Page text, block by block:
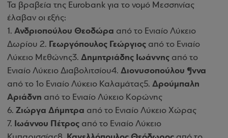
Τα βραβεία της Eurobank για το νομό Μεσσηνίας
έλαβαν οι εξής:
1. Ανδριοπούλου Θεοδώρα από το Ενιαίο Λύκειο
Δωρίου 2. Γεωργόπουλος Γεώργιος από το Ενιαίο
Λύκειο Μεθώνης3. Δημητριάδης Ιωάννης από το
Ενιαίο Λύκειο Διαβολιτσίου4. Διονυσοπούλου ¶ννα
από το 1ο Ενιαίο Λύκειο Καλαμάτας5. Δρούμπαλη
Αριάδνη από το Ενιαίο Λύκειο Κορώνης
6. Ζιώργα Δήμητρα από το Ενιαίο Λύκειο Χώρας
7. Ιωάννου Πέτρος από το Ενιαίο Λύκειο